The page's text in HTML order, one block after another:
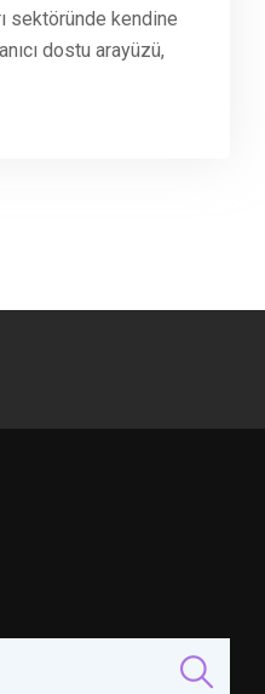
sektöründe kendine
dostu arayüzü,